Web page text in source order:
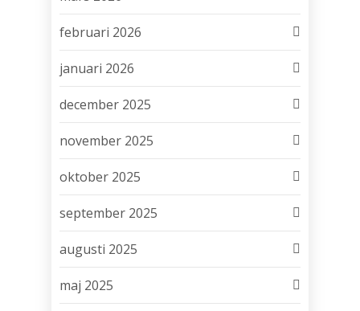
februari 2026
januari 2026
december 2025
november 2025
oktober 2025
september 2025
augusti 2025
maj 2025